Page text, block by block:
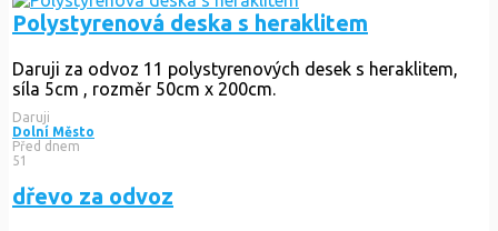
Polystyrenová deska s heraklitem
Daruji za odvoz 11 polystyrenových desek s heraklitem,
síla 5cm , rozměr 50cm x 200cm.
Daruji
Dolní Město
Před dnem
51
dřevo za odvoz